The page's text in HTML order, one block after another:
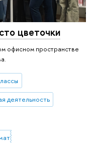
цветочки
офисном пространстве
деятельность
им. А.Н. Тихонова